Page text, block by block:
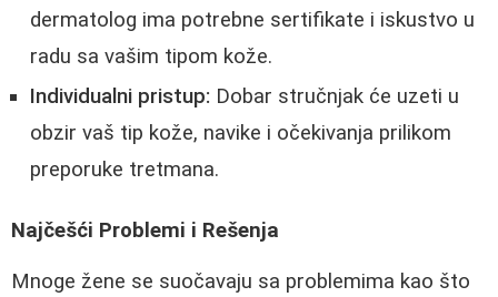
dermatolog ima potrebne sertifikate i iskustvo u
radu sa vašim tipom kože.
Individualni pristup: Dobar stručnjak će uzeti u
obzir vaš tip kože, navike i očekivanja prilikom
preporuke tretmana.
Najčešći Problemi i Rešenja
Mnoge žene se suočavaju sa problemima kao što